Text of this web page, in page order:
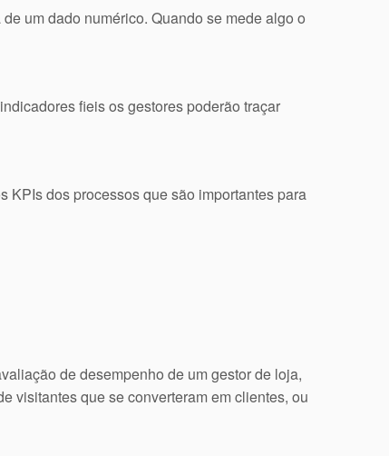
um dado numérico. Quando se mede algo o
fieis os gestores poderão traçar
KPIs dos processos que são importantes para
de desempenho de um gestor de loja,
visitantes que se converteram em clientes, ou